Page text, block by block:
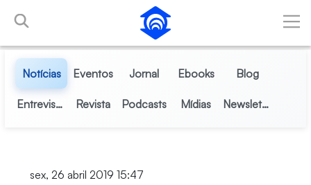
Pular para o Conteúdo principal
Notícias Eventos Jornal Ebooks Blog
Entrevistas Revista Podcasts Mídias Newsletter
sex, 26 abril 2019 15:47